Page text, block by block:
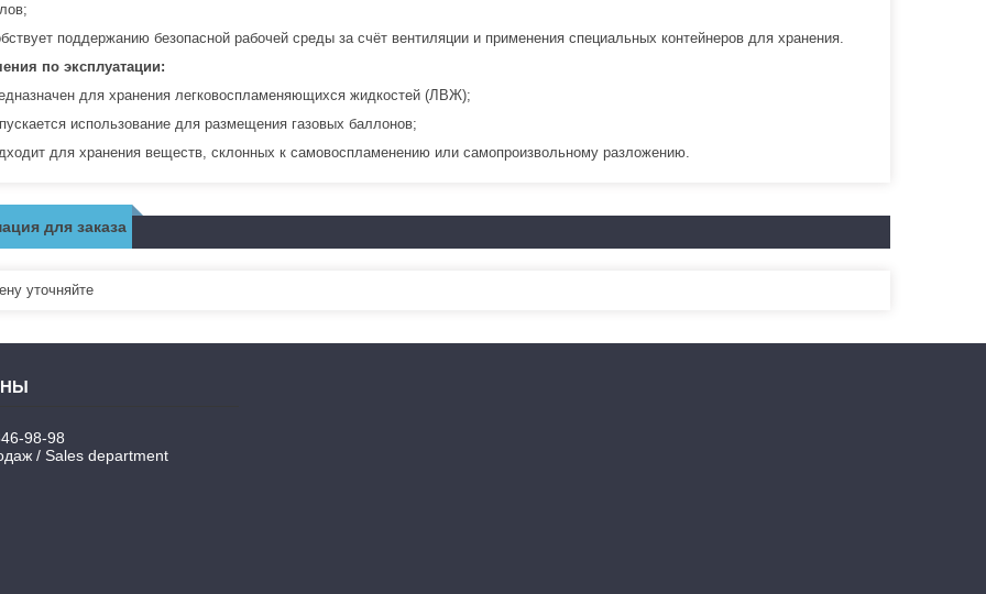
поддержанию безопасной рабочей среды за счёт вентиляции и применения специальных контейнеров для хранения.
по эксплуатации:
для хранения легковоспламеняющихся жидкостей (ЛВЖ);
использование для размещения газовых баллонов;
для хранения веществ, склонных к самовоспламенению или самопроизвольному разложению.
для заказа
уточняйте
98-98
/ Sales department